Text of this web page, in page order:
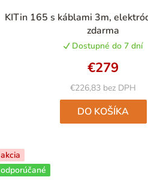
KITin 165 s káblami 3m,
zdarma
Priemerné
produktu
je
4,9
z
5
hviezdičiek.
Dostupné do 7 dní
€226,83 bez DPH
€279
DO KOŠÍKA
akcia
odporúčané